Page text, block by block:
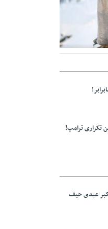
تکراری ترامپ!
عبدی حیف